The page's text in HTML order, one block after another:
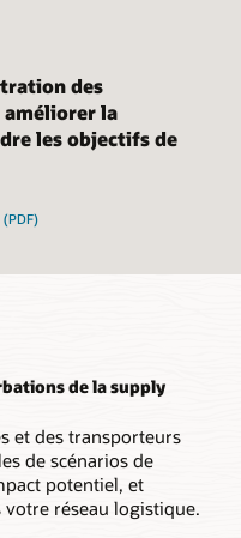
des
améliorer la
les objectifs de
de la supply
et des transporteurs
de scénarios de
potentiel, et
réseau logistique.